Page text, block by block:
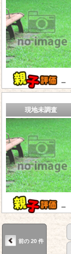
－
現地未調査
－
前の 20 件